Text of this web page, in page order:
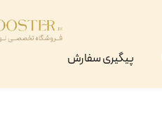
پیگیری سفارش